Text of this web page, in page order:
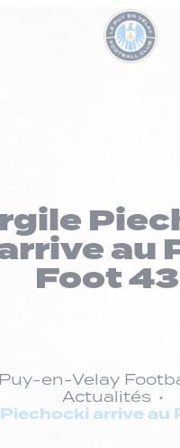
au
Foot
en-Velay
Actualités
arrive au
gestion des